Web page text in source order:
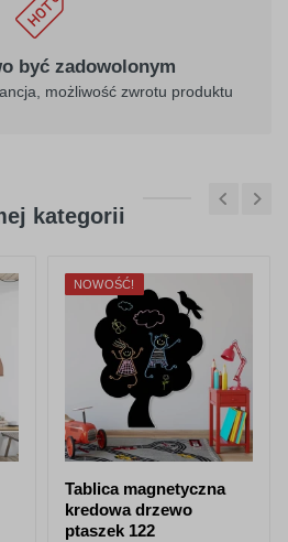
być zadowolonym
możliwość zwrotu produktu
kategorii
NOWOŚĆ!
Tablica magnetyczna
kredowa drzewo
ptaszek 122